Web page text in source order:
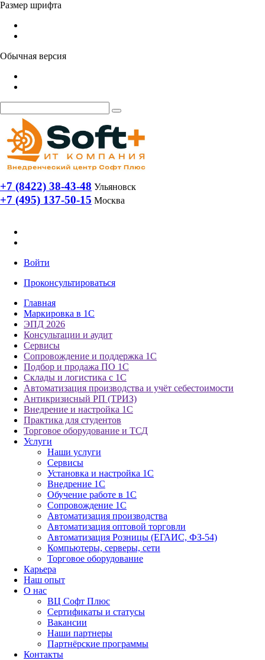
Размер шрифта
Обычная версия
+7 (8422) 38-43-48 Ульяновск
+7 (495) 137-50-15 Москва
Войти
Проконсультироваться
Главная
Маркировка в 1С
ЭПД 2026
Консультации и аудит
Сервисы
Сопровождение и поддержка 1С
Подбор и продажа ПО 1С
Склады и логистика с 1С
Автоматизация производства и учёт себестоимости
Антикризисный РП (ТРИЗ)
Внедрение и настройка 1С
Практика для студентов
Торговое оборудование и ТСД
Услуги
Наши услуги
Сервисы
Установка и настройка 1С
Внедрение 1С
Обучение работе в 1С
Сопровождение 1С
Автоматизация производства
Автоматизация оптовой торговли
Автоматизация Розницы (ЕГАИС, ФЗ-54)
Компьютеры, серверы, сети
Торговое оборудование
Карьера
Наш опыт
О нас
ВЦ Софт Плюс
Сертификаты и статусы
Вакансии
Наши партнеры
Партнёрские программы
Контакты